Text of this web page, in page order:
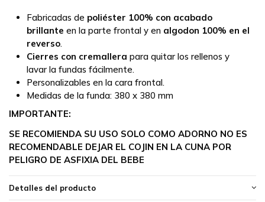
Fabricadas de poliéster 100% con acabado
brillante en la parte frontal y en algodon 100% en el
reverso.
Cierres con cremallera para quitar los rellenos y
lavar la fundas fácilmente.
Personalizables en la cara frontal.
Medidas de la funda: 380 x 380 mm
IMPORTANTE:
SE RECOMIENDA SU USO SOLO COMO ADORNO NO ES
RECOMENDABLE DEJAR EL COJIN EN LA CUNA POR
PELIGRO DE ASFIXIA DEL BEBE
Detalles del producto